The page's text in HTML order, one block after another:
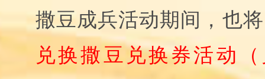
撒豆成兵活动期间，也
兑换撒豆兑换券活动